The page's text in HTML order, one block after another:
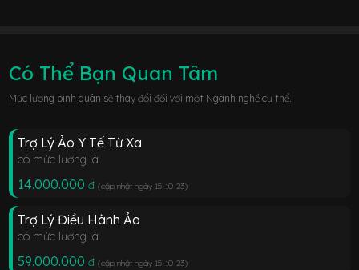
Có Thể Bạn Quan Tâm
Mức lương bình quân sẽ thay đổi đối với một Ngành nghề cụ thể.
Trợ Lý Ảo Y Tế Từ Xa
có mức lương là
14.000.000 đ (cập nhật ngày 15-10-23)
Trợ Lý Điều Hành Ảo
có mức lương là
59.000.000 đ (cập nhật ngày 15-10-23)